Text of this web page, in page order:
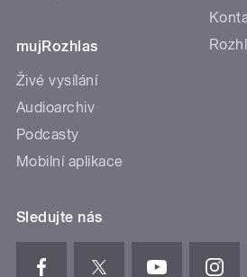
mujRozhlas
Živé vysílání
Audioarchiv
Podcasty
Mobilní aplikace
Sledujte nás